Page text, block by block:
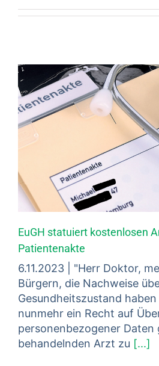
EuGH statuiert kostenlosen
Patientenakte
6.11.2023 | "Herr Doktor,
Bürgern, die Nachweise
Gesundheitszustand
nunmehr ein Recht auf
personenbezogener Daten
behandelnden Arzt zu [...]